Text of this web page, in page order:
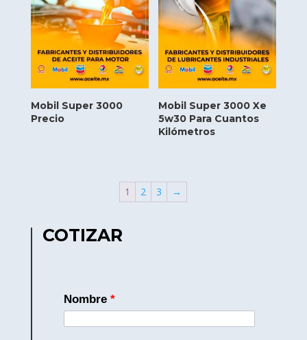
Mobil Super 3000
Precio
Mobil Super 3000 Xe
5w30 Para Cuantos
Kilómetros
1 2 3 →
COTIZAR
Nombre *